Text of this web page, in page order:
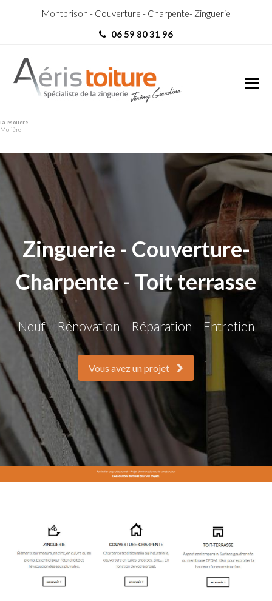
Montbrison - Couverture - Charpente- Zinguerie
06 59 80 31 96
la-Molière
Molière
Zinguerie - Couverture-
Charpente - Toit terrasse
Neuf – Rénovation – Réparation – Entretien
Vous avez un projet